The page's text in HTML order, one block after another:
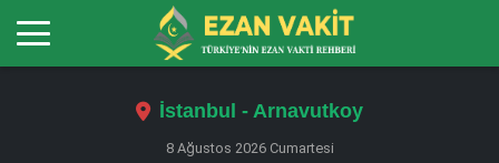
İstanbul - Arnavutkoy
8 Ağustos 2026 Cumartesi